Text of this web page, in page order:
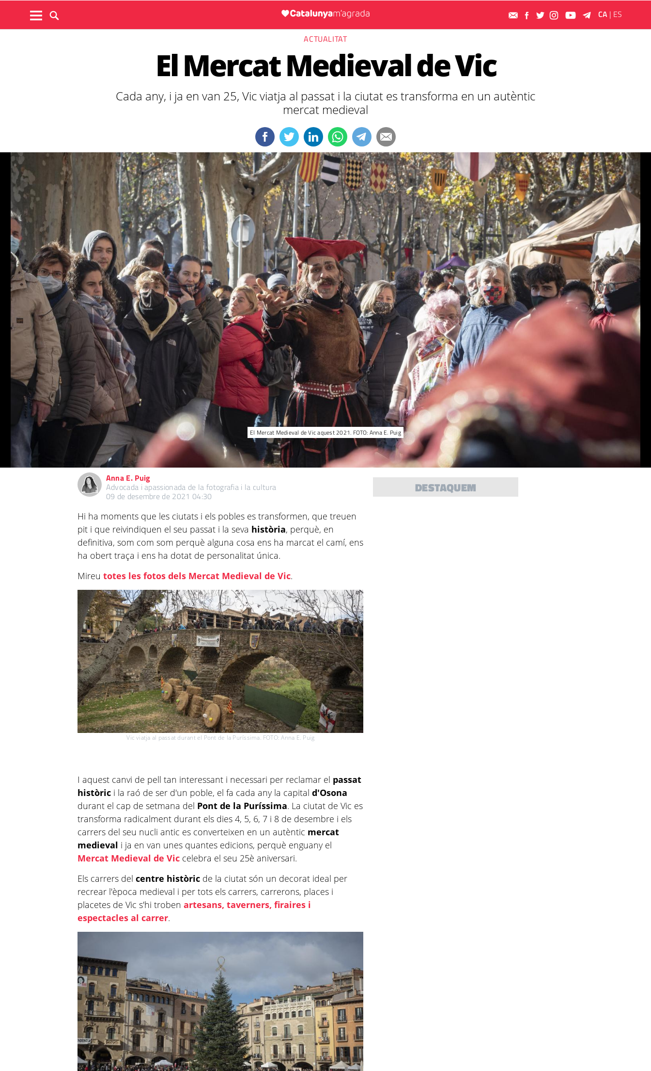
CA | ES
ACTUALITAT
El Mercat Medieval de Vic
Cada any, i ja en van 25, Vic viatja al passat i la ciutat es transforma en un autèntic
mercat medieval
El Mercat Medieval de Vic aquest 2021. FOTO: Anna E. Puig
Anna E. Puig
Advocada i apassionada de la fotografia i la cultura
09 de desembre de 2021 04:30
Hi ha moments que les ciutats i els pobles es transformen, que treuen
pit i que reivindiquen el seu passat i la seva història, perquè, en
definitiva, som com som perquè alguna cosa ens ha marcat el camí, ens
ha obert traça i ens ha dotat de personalitat única.
Mireutotes les fotos dels Mercat Medieval de Vic.
Vic viatja al passat durant el Pont de la Puríssima. FOTO: Anna E. Puig
I aquest canvi de pell tan interessant i necessari per reclamar el passat
històric i la raó de ser d'un poble, el fa cada any la capitald'Osona
durant el cap de setmana del Pont de la Puríssima. La ciutat de Vic es
transforma radicalment durant els dies 4, 5, 6, 7 i 8 de desembre i els
carrers del seu nucli antic es converteixen en un autèntic mercat
medieval i ja en van unes quantes edicions, perquè enguany el
Mercat Medieval de Vic celebra el seu 25è aniversari.
Els carrers delcentre històric de la ciutat són un decorat ideal per
recrear l'època medieval i per tots els carrers, carrerons, places i
placetes de Vic s'hi trobenartesans, taverners, firaires i
espectacles al carrer.
DESTAQUEM